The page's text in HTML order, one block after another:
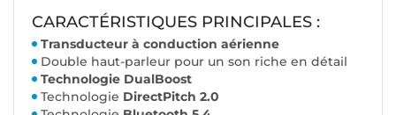
CARACTÉRISTIQUES PRINCIPALES :
Transducteur à conduction aérienne
Double haut-parleur pour un son riche en détail
Technologie DualBoost
Technologie DirectPitch 2.0